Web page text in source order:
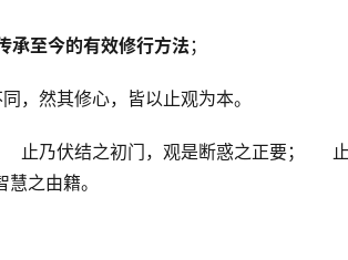
承至今的有效修行方法 ；
，然其修心，皆以止观为本。
止乃伏结之初门，观是断惑之正要；
之由籍。